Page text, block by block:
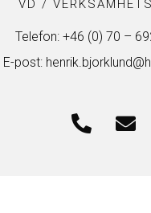
VD /
Telefon: +46 (0) 70 –
E-post: